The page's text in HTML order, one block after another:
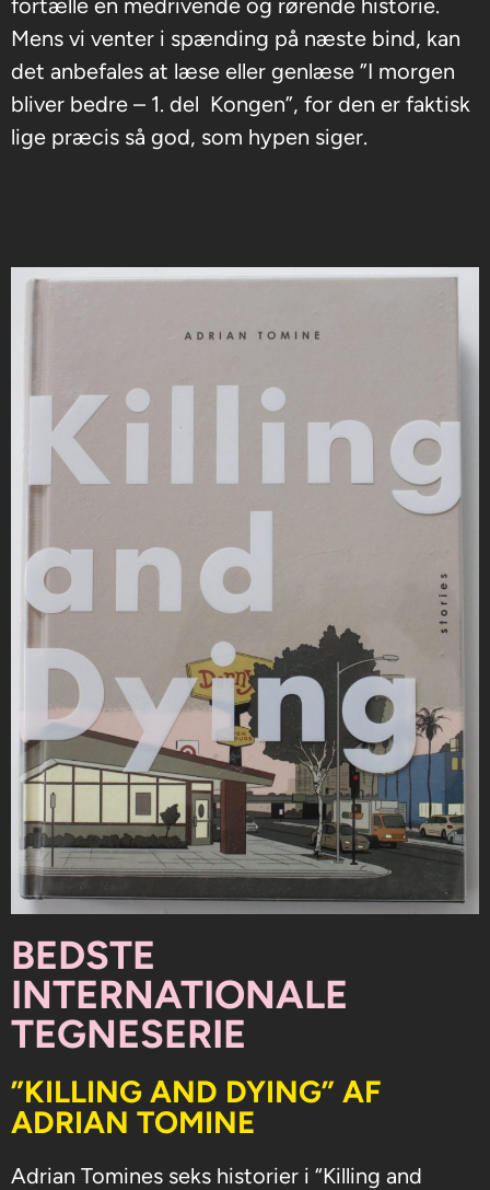
Mens vi venter i spænding på næste bind, kan
det anbefales at læse eller genlæse ”I morgen
bliver bedre – 1. del Kongen”, for den er faktisk
lige præcis så god, som hypen siger.
BEDSTE
INTERNATIONALE
TEGNESERIE
”KILLING AND DYING” AF
ADRIAN TOMINE
Adrian Tomines seks historier i “Killing and